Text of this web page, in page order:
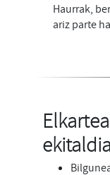
Haurrak,
ariz parte